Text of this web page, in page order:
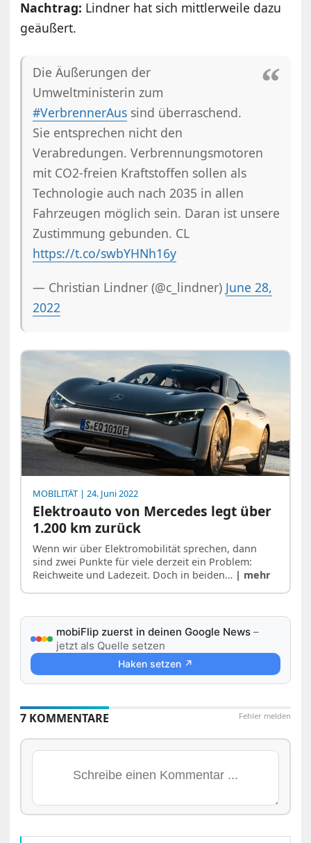
Nachtrag: Lindner hat sich mittlerweile dazu
geäußert.
Die Äußerungen der
Umweltministerin zum
#VerbrennerAus sind überraschend.
Sie entsprechen nicht den
Verabredungen. Verbrennungsmotoren
mit CO2-freien Kraftstoffen sollen als
Technologie auch nach 2035 in allen
Fahrzeugen möglich sein. Daran ist unsere
Zustimmung gebunden. CL
https://t.co/swbYHNh16y
— Christian Lindner (@c_lindner) June 28,
2022
MOBILITÄT | 24. Juni 2022
Elektroauto von Mercedes legt über
1.200 km zurück
Wenn wir über Elektromobilität sprechen, dann
sind zwei Punkte für viele derzeit ein Problem:
Reichweite und Ladezeit. Doch in beiden… | mehr
mobiFlip zuerst in deinen Google News –
jetzt als Quelle setzen
Haken setzen ↗
Fehler melden
7 KOMMENTARE